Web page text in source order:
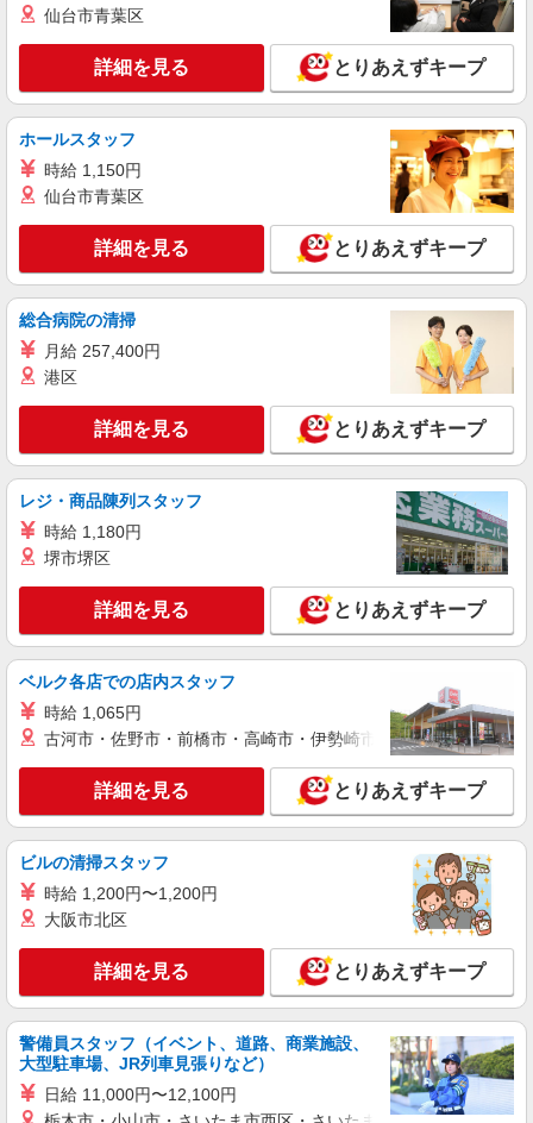
キープ 詳細を見る
派遣社員
株式会社パソナ・大阪/OKW600117800701
月給259200円 ★交通費規定に基づき交通費支
大阪府大阪市中央区（北浜駅）
キープ 詳細を見る
派遣社員
株式会社パソナ・大阪/OKW600116167801
月給258200円 ★交通費規定に基づき交通費支
給
大阪府大阪市中央区（堺筋本町駅）
詳細を見る
派遣社員
株式会社パソナ・大阪/OKW6001176088
貿易/データ入力/一般事務
月給275400円 ★交通費規定に基づき交通費支
給
詳細を見る
貿易/一般事務/データ入力
月給259200円 ★交通費規定に基づき交通費支
キープ 詳細を見る
派遣社員
株式会社パソナ・大阪/OKW600117856801
貿易/一般事務
仙台市青葉区
詳細を見る とりあえずキープ
ホールスタッフ
時給 1,150円
仙台市青葉区
詳細を見る とりあえずキープ
総合病院の清掃
月給 257,400円
港区
詳細を見る とりあえずキープ
レジ・商品陳列スタッフ
時給 1,180円
堺市堺区
詳細を見る とりあえずキープ
ベルク各店での店内スタッフ
時給 1,065円
古河市・佐野市・前橋市・高崎市・伊勢崎市・太田市・館林市
詳細を見る とりあえずキープ
ビルの清掃スタッフ
時給 1,200円〜1,200円
大阪市北区
詳細を見る とりあえずキープ
警備員スタッフ（イベント、道路、商業施設、
大型駐車場、JR列車見張りなど）
日給 11,000円〜12,100円